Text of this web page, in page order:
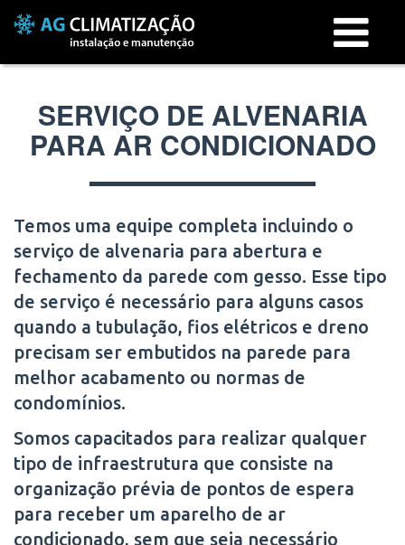
Menu
SERVIÇO DE ALVENARIA
PARA AR CONDICIONADO
Temos uma equipe completa incluindo o
serviço de alvenaria para abertura e
fechamento da parede com gesso. Esse tipo
de serviço é necessário para alguns casos
quando a tubulação, fios elétricos e dreno
precisam ser embutidos na parede para
melhor acabamento ou normas de
condomínios.
Somos capacitados para realizar qualquer
tipo de infraestrutura que consiste na
organização prévia de pontos de espera
para receber um aparelho de ar
condicionado, sem que seja necessário